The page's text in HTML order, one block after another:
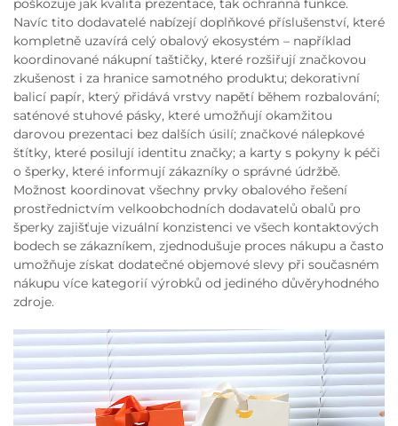
poškozuje jak kvalita prezentace, tak ochranná funkce.
Navíc tito dodavatelé nabízejí doplňkové příslušenství, které
kompletně uzavírá celý obalový ekosystém – například
koordinované nákupní taštičky, které rozšiřují značkovou
zkušenost i za hranice samotného produktu; dekorativní
balicí papír, který přidává vrstvy napětí během rozbalování;
saténové stuhové pásky, které umožňují okamžitou
darovou prezentaci bez dalších úsilí; značkové nálepkové
štítky, které posilují identitu značky; a karty s pokyny k péči
o šperky, které informují zákazníky o správné údržbě.
Možnost koordinovat všechny prvky obalového řešení
prostřednictvím velkoobchodních dodavatelů obalů pro
šperky zajišťuje vizuální konzistenci ve všech kontaktových
bodech se zákazníkem, zjednodušuje proces nákupu a často
umožňuje získat dodatečné objemové slevy při současném
nákupu více kategorií výrobků od jediného důvěryhodného
zdroje.